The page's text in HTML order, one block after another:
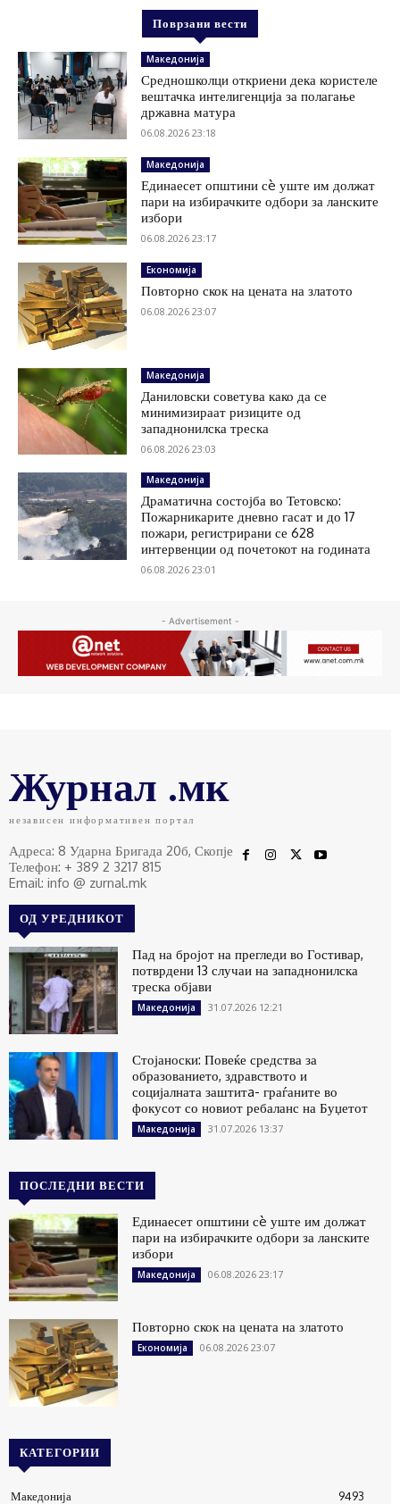
Поврзани вести
Македонија
Средношколци откриени дека користеле
вештачка интелигенција за полагање
државна матура
06.08.2026 23:18
Македонија
Единаесет општини сè уште им должат
пари на избирачките одбори за ланските
избори
06.08.2026 23:17
Економија
Повторно скок на цената на златото
06.08.2026 23:07
Македонија
Даниловски советува како да се
минимизираат ризиците од
западнонилска треска
06.08.2026 23:03
Македонија
Драматична состојба во Тетовско:
Пожарникарите дневно гасат и до 17
пожари, регистрирани се 628
интервенции од почетокот на годината
06.08.2026 23:01
- Advertisement -
Журнал .мк
независен информативен портал
Адреса: 8 Ударна Бригада 20б, Скопје
Телефон: + 389 2 3217 815
Email: info @ zurnal.mk
ОД УРЕДНИКОТ
Пад на бројот на прегледи во Гостивар,
потврдени 13 случаи на западнонилска
треска објави
Македонија 31.07.2026 12:21
Стојаноски: Повеќе средства за
образованието, здравството и
социјалната заштитa- граѓаните во
фокусот со новиот ребаланс на Буџетот
Македонија 31.07.2026 13:37
ПОСЛЕДНИ ВЕСТИ
Единаесет општини сè уште им должат
пари на избирачките одбори за ланските
избори
Македонија 06.08.2026 23:17
Повторно скок на цената на златото
Економија 06.08.2026 23:07
КАТЕГОРИИ
Македонија 9493